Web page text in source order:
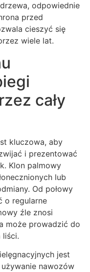
odpowiednie
przed
cieszyć się
wiele lat.
cały
kluczowa, aby
i prezentować
Klon palmowy
lub
Od połowy
o regularne
źle znosi
może prowadzić do
liści.
jest
nawozów